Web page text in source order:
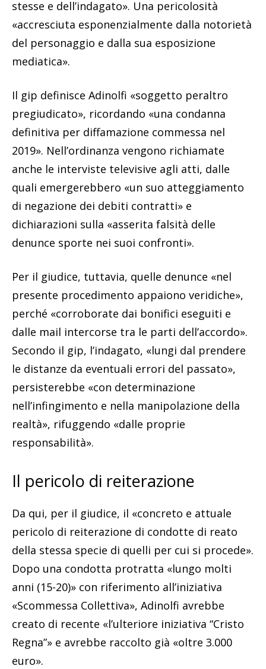
stesse e dell’indagato». Una pericolosità
«accresciuta esponenzialmente dalla notorietà
del personaggio e dalla sua esposizione
mediatica».
Il gip definisce Adinolfi «soggetto peraltro
pregiudicato», ricordando «una condanna
definitiva per diffamazione commessa nel
2019». Nell’ordinanza vengono richiamate
anche le interviste televisive agli atti, dalle
quali emergerebbero «un suo atteggiamento
di negazione dei debiti contratti» e
dichiarazioni sulla «asserita falsità delle
denunce sporte nei suoi confronti».
Per il giudice, tuttavia, quelle denunce «nel
presente procedimento appaiono veridiche»,
perché «corroborate dai bonifici eseguiti e
dalle mail intercorse tra le parti dell’accordo».
Secondo il gip, l’indagato, «lungi dal prendere
le distanze da eventuali errori del passato»,
persisterebbe «con determinazione
nell’infingimento e nella manipolazione della
realtà», rifuggendo «dalle proprie
responsabilità».
Il pericolo di reiterazione
Da qui, per il giudice, il «concreto e attuale
pericolo di reiterazione di condotte di reato
della stessa specie di quelli per cui si procede».
Dopo una condotta protratta «lungo molti
anni (15-20)» con riferimento all’iniziativa
«Scommessa Collettiva», Adinolfi avrebbe
creato di recente «l’ulteriore iniziativa “Cristo
Regna”» e avrebbe raccolto già «oltre 3.000
euro».